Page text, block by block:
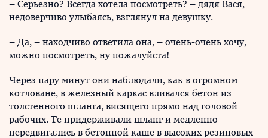
– Серьезно? Всегда хотела посмотреть? – дядя Вася,
недоверчиво улыбаясь, взглянул на девушку.
– Да, – находчиво ответила она, – очень-очень хочу,
можно посмотреть, ну пожалуйста!
Через пару минут они наблюдали, как в огромном
котловане, в железный каркас вливался бетон из
толстенного шланга, висящего прямо над головой
рабочих. Те придерживали шланг и медленно
передвигались в бетонной каше в высоких резиновых